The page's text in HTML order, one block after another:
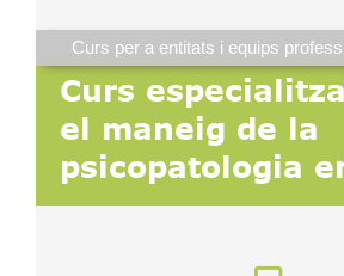
Curs per a entitats i equips
Curs
el maneig de la
psicopatologia
contextos